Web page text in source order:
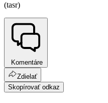
(tasr)
Komentáre
Zdielať
Skopírovať odkaz